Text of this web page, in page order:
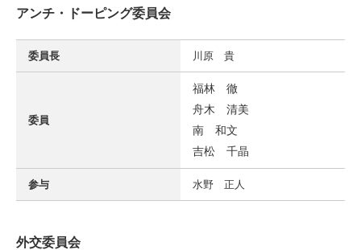
アンチ・ドーピング委員会
委員長 川原 貴
委員
福林 徹
舟木 清美
南 和文
吉松 千晶
参与 水野 正人
外交委員会